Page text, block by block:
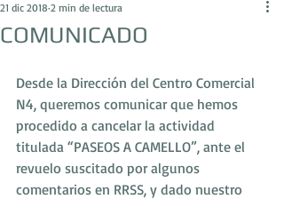
COMUNICADO
21 dic 2018 2 min de lectura
Desde la Dirección del Centro Comercial
N4, queremos comunicar que hemos
procedido a cancelar la actividad
titulada “PASEOS A CAMELLO”, ante el
revuelo suscitado por algunos
comentarios en RRSS, y dado nuestro